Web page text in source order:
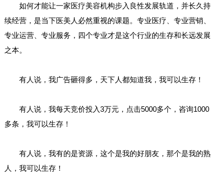
如何才能让一家医疗美容机构步入良性发展轨道，并长久持
续经营，是当下医美人必然重视的课题。专业医疗、专业营销、
专业运营、专业服务，四个专业才是这个行业的生存和长远发展
之本。
有人说，我广告砸得多，天下人都知道我，我可以生存！
有人说，我每天竞价投入3万元，点击5000多个，咨询1000
多条，我可以生存！
有人说，我有的是资源，这个是我的好朋友，那个是我的熟
人，我可以生存！